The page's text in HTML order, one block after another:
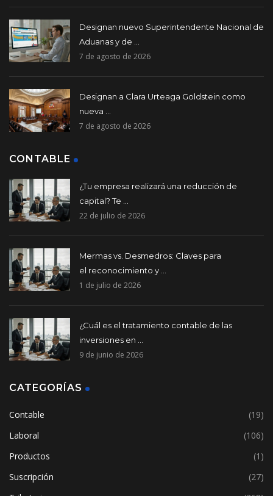
Designan nuevo Superintendente Nacional de
Aduanas y de ...
7 de agosto de 2026
Designan a Clara Urteaga Goldstein como
nueva ...
7 de agosto de 2026
CONTABLE
¿Tu empresa realizará una reducción de
capital? Te ...
22 de julio de 2026
Mermas vs. Desmedros: Claves para
el reconocimiento y ...
1 de julio de 2026
¿Cuál es el tratamiento contable de las
inversiones en ...
9 de junio de 2026
CATEGORÍAS
Contable
(19)
Laboral
(106)
Productos
(1)
Suscripción
(27)